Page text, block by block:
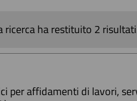
ricerca ha restituito 2
per affidamenti di lavori,